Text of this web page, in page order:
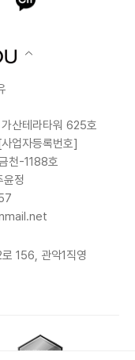
산테라타워 625호
업자등록번호]
천-1188호
윤정
156, 관악1직영